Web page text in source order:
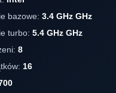
bazowe: 3.4 GHz GHz
turbo: 5.4 GHz GHz
8
16